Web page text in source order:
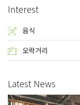
Interest
음식
오락거리
Latest News